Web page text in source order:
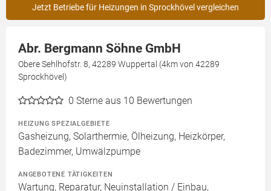
Jetzt Betriebe für Heizungen in Sprockhövel vergleichen
Abr. Bergmann Söhne GmbH
Obere Sehlhofstr. 8, 42289 Wuppertal (4km von 42289
Sprockhövel)
0 Sterne aus 10 Bewertungen
HEIZUNG SPEZIALGEBIETE
Gasheizung, Solarthermie, Ölheizung, Heizkörper,
Badezimmer, Umwälzpumpe
ANGEBOTENE TÄTIGKEITEN
Wartung, Reparatur, Neuinstallation / Einbau,